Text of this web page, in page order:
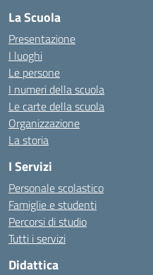
La Scuola
Presentazione
I luoghi
Le persone
I numeri della scuola
Le carte della scuola
Organizzazione
La storia
I Servizi
Personale scolastico
Famiglie e studenti
Percorsi di studio
Tutti i servizi
Didattica